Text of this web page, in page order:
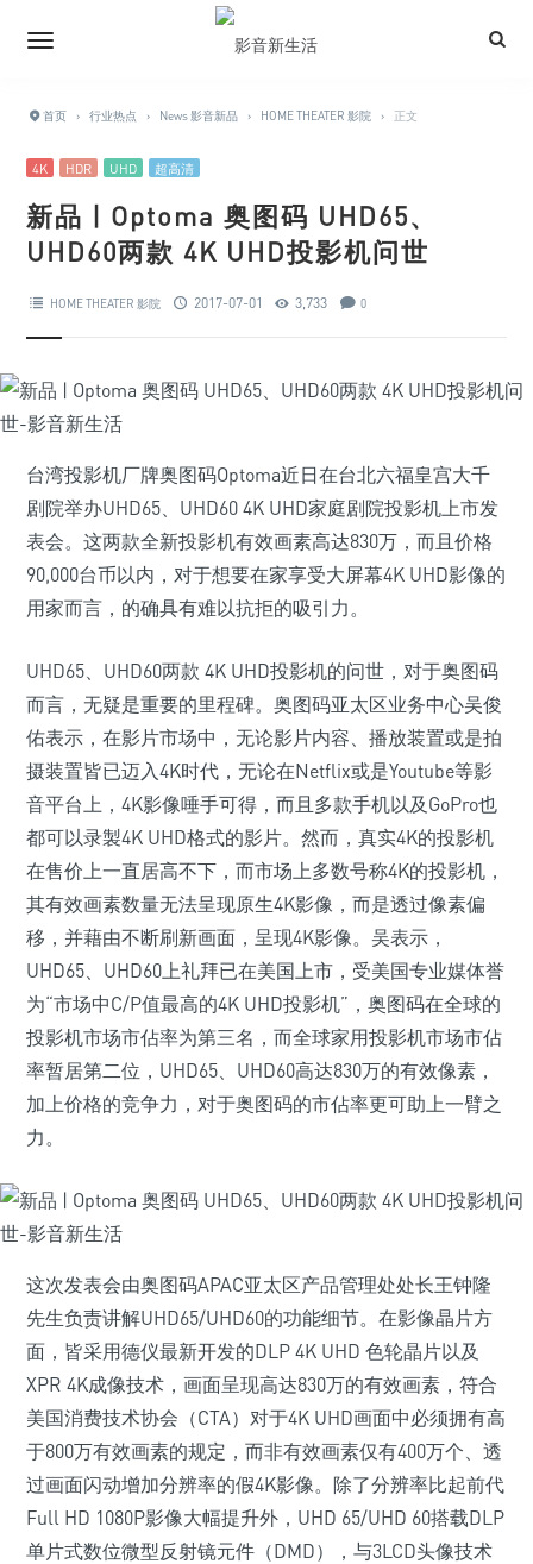
首页 › 行业热点 › News 影音新品 › HOME THEATER 影院 › 正文
4K HDR UHD 超高清
新品 | Optoma 奥图码 UHD65、
UHD60两款 4K UHD投影机问世
HOME THEATER 影院 2017-07-01 3,733 0
台湾投影机厂牌奥图码Optoma近日在台北六福皇宫大千
剧院举办UHD65、UHD60 4K UHD家庭剧院投影机上市发
表会。这两款全新投影机有效画素高达830万，而且价格
90,000台币以内，对于想要在家享受大屏幕4K UHD影像的
用家而言，的确具有难以抗拒的吸引力。
UHD65、UHD60两款 4K UHD投影机的问世，对于奥图码
而言，无疑是重要的里程碑。奥图码亚太区业务中心吴俊
佑表示，在影片市场中，无论影片内容、播放装置或是拍
摄装置皆已迈入4K时代，无论在Netflix或是Youtube等影
音平台上，4K影像唾手可得，而且多款手机以及GoPro也
都可以录製4K UHD格式的影片。然而，真实4K的投影机
在售价上一直居高不下，而市场上多数号称4K的投影机，
其有效画素数量无法呈现原生4K影像，而是透过像素偏
移，并藉由不断刷新画面，呈现4K影像。吴表示，
UHD65、UHD60上礼拜已在美国上市，受美国专业媒体誉
为“市场中C/P值最高的4K UHD投影机”，奥图码在全球的
投影机市场市佔率为第三名，而全球家用投影机市场市佔
率暂居第二位，UHD65、UHD60高达830万的有效像素，
加上价格的竞争力，对于奥图码的市佔率更可助上一臂之
力。
这次发表会由奥图码APAC亚太区产品管理处处长王钟隆
先生负责讲解UHD65/UHD60的功能细节。在影像晶片方
面，皆采用德仪最新开发的DLP 4K UHD 色轮晶片以及
XPR 4K成像技术，画面呈现高达830万的有效画素，符合
美国消费技术协会（CTA）对于4K UHD画面中必须拥有高
于800万有效画素的规定，而非有效画素仅有400万个、透
过画面闪动增加分辨率的假4K影像。除了分辨率比起前代
Full HD 1080P影像大幅提升外，UHD 65/UHD 60搭载DLP
单片式数位微型反射镜元件（DMD），与3LCD头像技术